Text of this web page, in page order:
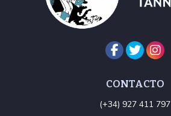
CONTACTO
(+34) 927 411 797